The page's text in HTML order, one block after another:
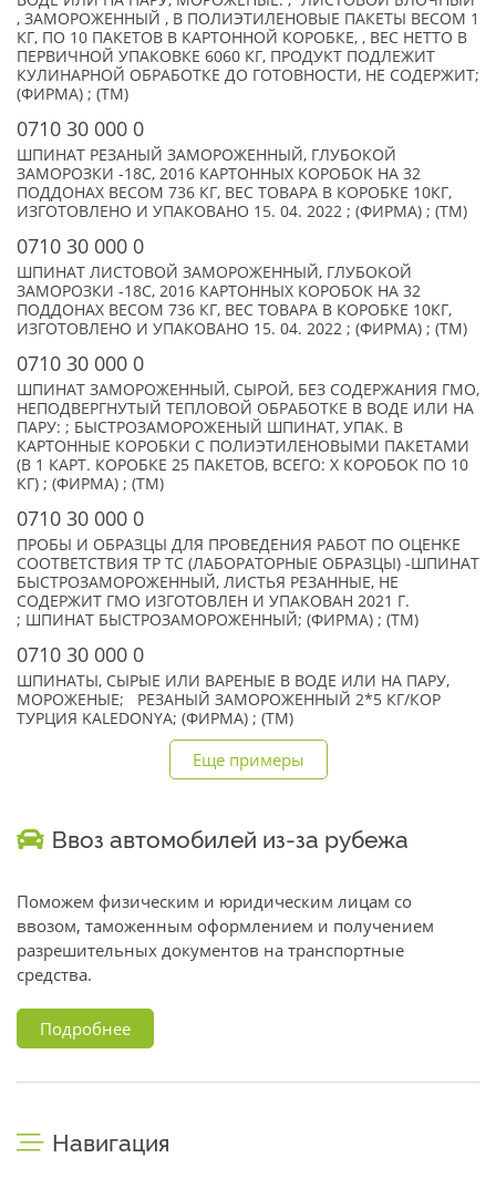
, ЗАМОРОЖЕННЫЙ , В ПОЛИЭТИЛЕНОВЫЕ ПАКЕТЫ ВЕСОМ 1
КГ, ПО 10 ПАКЕТОВ В КАРТОННОЙ КОРОБКЕ, , ВЕС НЕТТО В
ПЕРВИЧНОЙ УПАКОВКЕ 6060 КГ, ПРОДУКТ ПОДЛЕЖИТ
КУЛИНАРНОЙ ОБРАБОТКЕ ДО ГОТОВНОСТИ, НЕ СОДЕРЖИТ;
(ФИРМА) ; (TM)
0710 30 000 0
ШПИНАТ РЕЗАНЫЙ ЗАМОРОЖЕННЫЙ, ГЛУБОКОЙ
ЗАМОРОЗКИ -18С, 2016 КАРТОННЫХ КОРОБОК НА 32
ПОДДОНАХ ВЕСОМ 736 КГ, ВЕС ТОВАРА В КОРОБКЕ 10КГ,
ИЗГОТОВЛЕНО И УПАКОВАНО 15. 04. 2022 ; (ФИРМА) ; (TM)
0710 30 000 0
ШПИНАТ ЛИСТОВОЙ ЗАМОРОЖЕННЫЙ, ГЛУБОКОЙ
ЗАМОРОЗКИ -18С, 2016 КАРТОННЫХ КОРОБОК НА 32
ПОДДОНАХ ВЕСОМ 736 КГ, ВЕС ТОВАРА В КОРОБКЕ 10КГ,
ИЗГОТОВЛЕНО И УПАКОВАНО 15. 04. 2022 ; (ФИРМА) ; (TM)
0710 30 000 0
ШПИНАТ ЗАМОРОЖЕННЫЙ, СЫРОЙ, БЕЗ СОДЕРЖАНИЯ ГМО,
НЕПОДВЕРГНУТЫЙ ТЕПЛОВОЙ ОБРАБОТКЕ В ВОДЕ ИЛИ НА
ПАРУ: ; БЫСТРОЗАМОРОЖЕНЫЙ ШПИНАТ, УПАК. В
КАРТОННЫЕ КОРОБКИ С ПОЛИЭТИЛЕНОВЫМИ ПАКЕТАМИ
(В 1 КАРТ. КОРОБКЕ 25 ПАКЕТОВ, ВСЕГО: X КОРОБОК ПО 10
КГ) ; (ФИРМА) ; (TM)
0710 30 000 0
ПРОБЫ И ОБРАЗЦЫ ДЛЯ ПРОВЕДЕНИЯ РАБОТ ПО ОЦЕНКЕ
СООТВЕТСТВИЯ ТР ТС (ЛАБОРАТОРНЫЕ ОБРАЗЦЫ) -ШПИНАТ
БЫСТРОЗАМОРОЖЕННЫЙ, ЛИСТЬЯ РЕЗАННЫЕ, НЕ
СОДЕРЖИТ ГМО ИЗГОТОВЛЕН И УПАКОВАН 2021 Г.
; ШПИНАТ БЫСТРОЗАМОРОЖЕННЫЙ; (ФИРМА) ; (TM)
0710 30 000 0
ШПИНАТЫ, СЫРЫЕ ИЛИ ВАРЕНЫЕ В ВОДЕ ИЛИ НА ПАРУ,
МОРОЖЕНЫЕ; РЕЗАНЫЙ ЗАМОРОЖЕННЫЙ 2*5 КГ/КОР
ТУРЦИЯ KALEDONYA; (ФИРМА) ; (TM)
Еще примеры
Ввоз автомобилей из-за рубежа
Поможем физическим и юридическим лицам со
ввозом, таможенным оформлением и получением
разрешительных документов на транспортные
средства.
Подробнее
Навигация